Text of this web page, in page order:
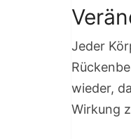
Jeder
wieder,
Wirkung